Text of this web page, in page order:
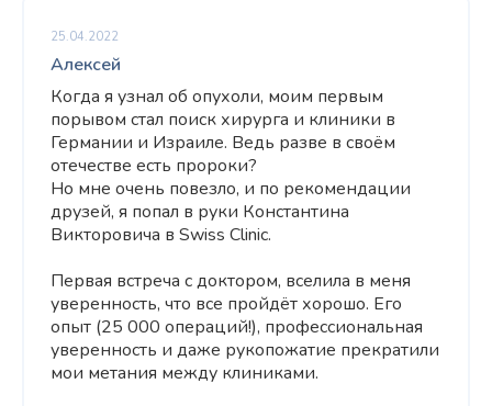
25.04.2022
Алексей
Когда я узнал об опухоли, моим первым
порывом стал поиск хирурга и клиники в
Германии и Израиле. Ведь разве в своём
отечестве есть пророки?
Но мне очень повезло, и по рекомендации
друзей, я попал в руки Константина
Викторовича в Swiss Clinic.
Первая встреча с доктором, вселила в меня
уверенность, что все пройдёт хорошо. Его
опыт (25 000 операций!), профессиональная
уверенность и даже рукопожатие прекратили
мои метания между клиниками.